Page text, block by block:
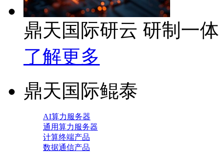
鼎天国际研云 研制一
了解更多
鼎天国际鲲泰
AI算力服务器
通用算力服务器
计算终端产品
数据通信产品